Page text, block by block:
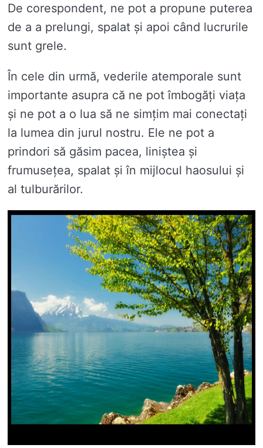
De corespondent, ne pot a propune puterea
de a a prelungi, spalat și apoi când lucrurile
sunt grele.
În cele din urmă, vederile atemporale sunt
importante asupra că ne pot îmbogăți viața
și ne pot a o lua să ne simțim mai conectați
la lumea din jurul nostru. Ele ne pot a
prindori să găsim pacea, liniștea și
frumusețea, spalat și în mijlocul haosului și
al tulburărilor.